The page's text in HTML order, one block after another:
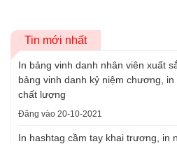
Tin mới nhất
In bảng vinh danh nhân viên xuất
bảng vinh danh kỷ niệm chương, in
chất lượng
Đăng vào 20-10-2021
In hashtag cầm tay khai trương, in